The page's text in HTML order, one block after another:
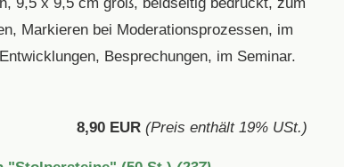
Markieren bei Moderationsprozessen, im
Besprechungen, im Seminar.
8,90 EUR (Preis enthält 19% USt.)